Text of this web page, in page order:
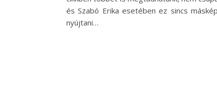
és Szabó Erika esetében ez sincs
nyújtani…